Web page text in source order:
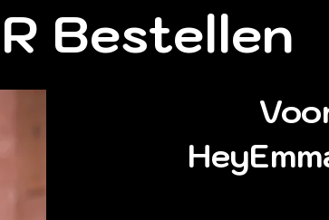
Bestellen